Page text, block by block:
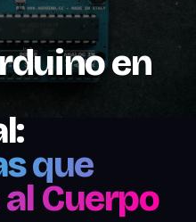
en
que
Cuerpo